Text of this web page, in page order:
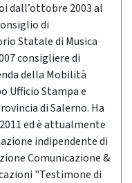
dall’ottobre 2003 al
di
Statale di Musica
consigliere di
della Mobilità
Ufficio Stampa e
di Salerno. Ha
ed è attualmente
indipendente di
Comunicazione &
"Testimone di